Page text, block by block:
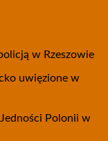
w Rzeszowie
uwięzione w
Polonii w